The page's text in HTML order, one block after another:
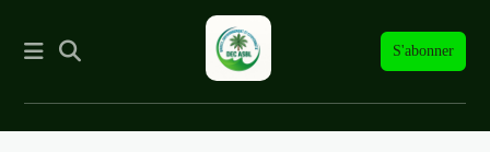
S'abonner